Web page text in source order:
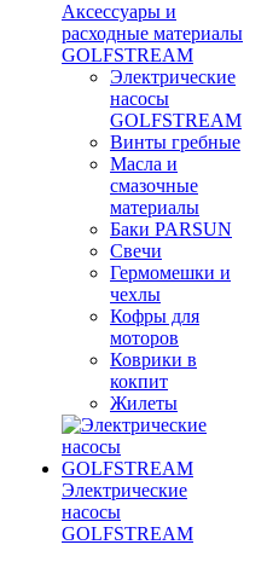
Аксессуары и
расходные материалы
GOLFSTREAM
Электрические
насосы
GOLFSTREAM
Винты гребные
Масла и
смазочные
материалы
Баки PARSUN
Свечи
Гермомешки и
чехлы
Кофры для
моторов
Коврики в
кокпит
Жилеты
Электрические
насосы
GOLFSTREAM